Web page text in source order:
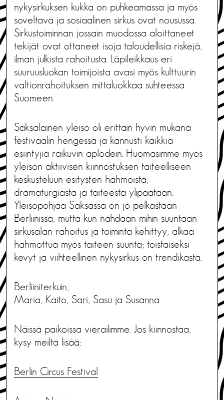
nykysirkuksen kukka on puhkeamassa ja myös
soveltava ja sosiaalinen sirkus ovat nousussa.
Sirkustoiminnan jossain muodossa aloittaneet
tekijät ovat ottaneet isoja taloudellisia riskejä,
ilman julkista rahoitusta. Läpileikkaus eri
suuruusluokan toimijoista avasi myös kulttuurin
valtionrahoituksen mittaluokkaa suhteessa
Suomeen.
Saksalainen yleisö oli erittäin hyvin mukana
festivaalin hengessä ja kannusti kaikkia
esiintyjiä raikuvin aplodein. Huomasimme myös
yleisön aktiivisen kiinnostuksen taiteelliseen
keskusteluun esitysten hahmoista,
dramaturgiasta ja taiteesta ylipäätään.
Yleisöpohjaa Saksassa on jo pelkästään
Berliinissä, mutta kun nähdään mihin suuntaan
sirkusalan rahoitus ja toiminta kehittyy, alkaa
hahmottua myös taiteen suunta; toistaiseksi
kevyt ja viihteellinen nykysirkus on trendikästä.
Berliiniterkuin,
Maria, Kaito, Sari, Sasu ja Susanna
Näissä paikoissa vierailimme. Jos kiinnostaa,
kysy meiltä lisää:
Berlin Circus Festival